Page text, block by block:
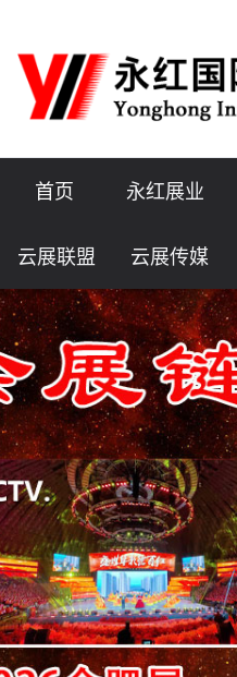
首页 永红展业
云展联盟 云展传媒